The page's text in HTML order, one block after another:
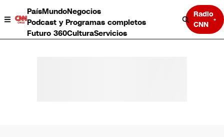
PaísMundoNegocios
Podcast y Programas completos
Futuro 360CulturaServicios
Radio
CNN